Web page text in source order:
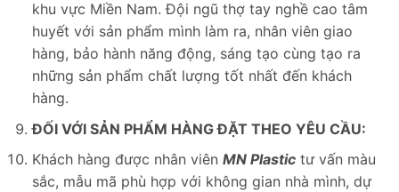
khu vực Miền Nam. Đội ngũ thợ tay nghề cao tâm
huyết với sản phẩm mình làm ra, nhân viên giao
hàng, bảo hành năng động, sáng tạo cùng tạo ra
những sản phẩm chất lượng tốt nhất đến khách
hàng.
ĐỐI VỚI SẢN PHẨM HÀNG ĐẶT THEO YÊU CẦU:
Khách hàng được nhân viên MN Plastictư vấn màu
sắc, mẫu mã phù hợp với không gian nhà mình, dự